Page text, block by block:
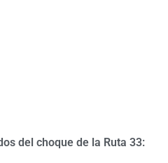
del choque de la Ruta 33: